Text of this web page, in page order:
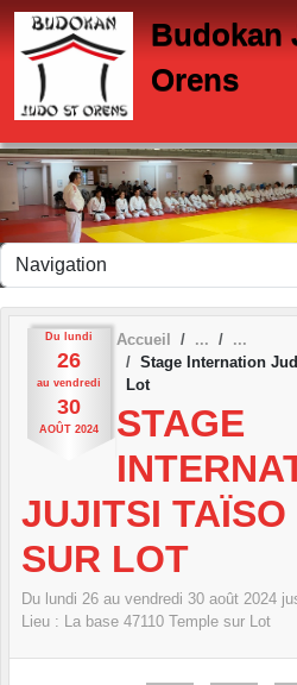
Budokan
Orens
Du lundi
26
au vendredi
30
AOÛT 2024
Accueil
Stage Internation
Lot
STAGE
JUJITSI
SUR LOT
Du lundi 26 au vendredi 30 août 2024
Lieu : La base 47110 Temple sur Lot
Panneau de gestion des cookies